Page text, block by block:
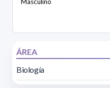
Masculino
ÁREA
Biología